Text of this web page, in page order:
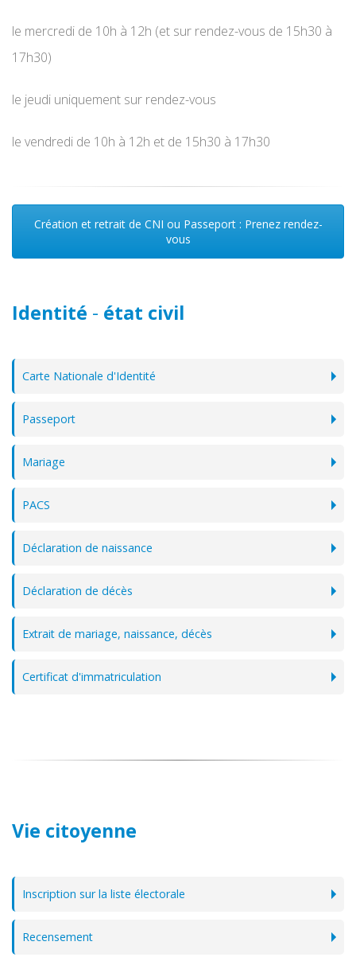
le mercredi de 10h à 12h (et sur rendez-vous de 15h30 à
17h30)
le jeudi uniquement sur rendez-vous
le vendredi de 10h à 12h et de 15h30 à 17h30
Création et retrait de CNI ou Passeport : Prenez rendez-
vous
Identité - état civil
Carte Nationale d'Identité
Passeport
Mariage
PACS
Déclaration de naissance
Déclaration de décès
Extrait de mariage, naissance, décès
Certificat d'immatriculation
Vie citoyenne
Inscription sur la liste électorale
Recensement